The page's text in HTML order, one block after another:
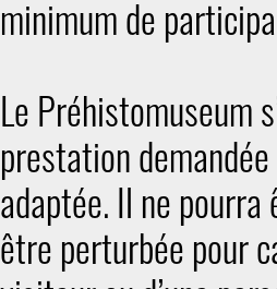
minimum de
Le Préhistomuseum
prestation
adaptée. Il ne pourra
être perturbée pour